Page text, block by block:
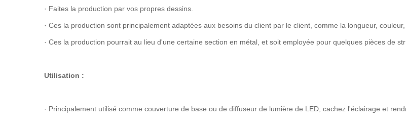
· Faites la production par vos propres dessins.
· Ces la production sont principalement adaptées aux besoins du client par le client, comme la longueur,
· Ces la production pourrait au lieu d'une certaine section en métal, et soit employée pour quelques pièces de
Utilisation :
· Principalement utilisé comme couverture de base ou de diffuseur de lumière de LED, cachez l'éclairage et